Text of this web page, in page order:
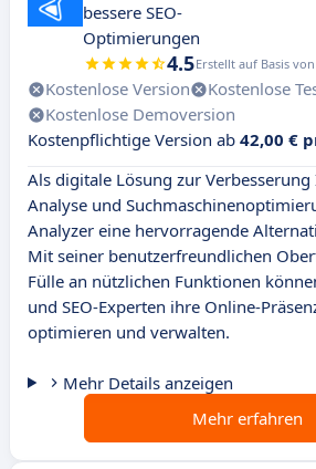
bessere SEO-
Optimierungen
4.5Erstellt auf Basis von
Kostenlose Version
Kostenlose
Kostenlose Demoversion
Kostenpflichtige Version ab 42,00 €
Als digitale Lösung zur
Analyse und
Analyzer eine hervorragende
Mit seiner benutzerfreundlichen
Fülle an nützlichen Funktionen
und SEO-Experten ihre Online-
optimieren und verwalten.
Mehr Details anzeigen
Mehr erfahren